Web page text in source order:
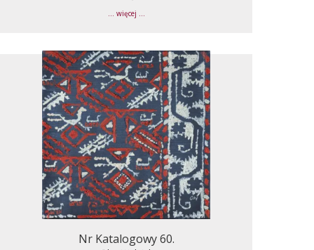
... więcej ...
Nr Katalogowy 60.